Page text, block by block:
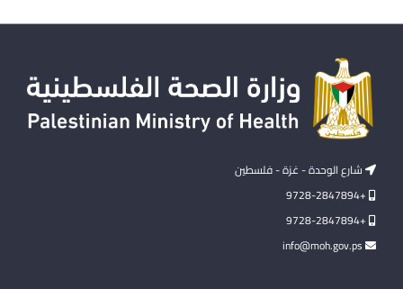
شارع الوحدة - غزة - فلسطين
+9728-2847894
+9728-2847894